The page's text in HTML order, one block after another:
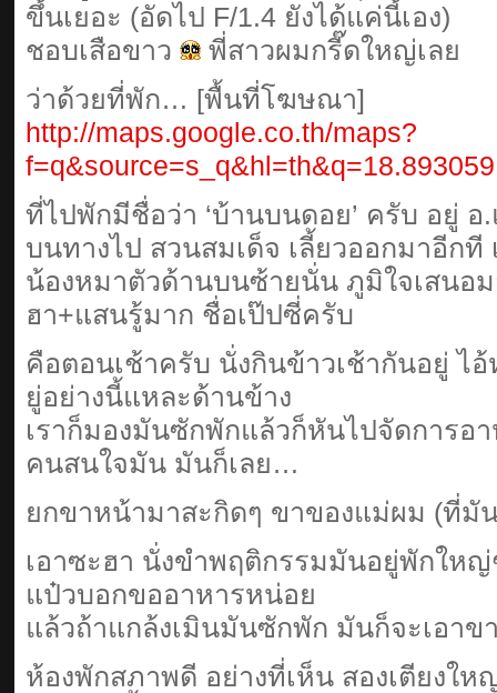
ขึ้นเยอะ (อัดไป F/1.4 ยังได้แค่นี้เอง)
ชอบเสือขาว
พี่สาวผมกรี๊ดใหญ่เลย
ว่าด้วยที่พัก… [พื้นที่โฆษณา]
http://maps.google.co.th/maps?
ที่ไปพักมีชื่อว่า ‘บ้านบนดอย’ ครับ อยู่ อ
บนทางไป สวนสมเด็จ เลี้ยวออกมาอีก
น้องหมาตัวด้านบนซ้ายนั่น ภูมิใจเสนอ
ฮา+แสนรู้มาก ชื่อเป๊ปซี่ครับ
คือตอนเช้าครับ นั่งกินข้าวเช้ากันอยู่ ไ
ยู่อย่างนี้แหละด้านข้าง
เราก็มองมันซักพักแล้วก็หันไปจัดการ
คนสนใจมัน มันก็เลย…
ยกขาหน้ามาสะกิดๆ ขาของแม่ผม (ที่มั
เอาซะฮา นั่งขำพฤติกรรมมันอยู่พักให
แป๋วบอกขออาหารหน่อย
แล้วถ้าแกล้งเมินมันซักพัก มันก็จะเอา
ห้องพักสภาพดี อย่างที่เห็น สองเตียงให